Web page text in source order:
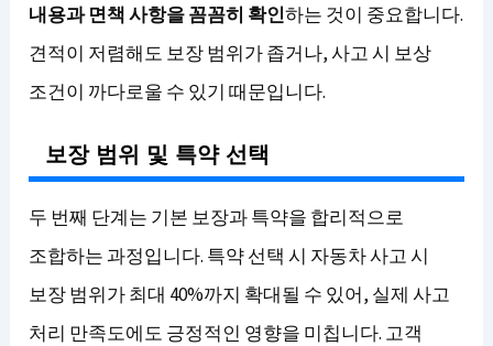
내용과 면책 사항을 꼼꼼히 확인하는 것이 중요합니다.
견적이 저렴해도 보장 범위가 좁거나, 사고 시 보상
조건이 까다로울 수 있기 때문입니다.
보장 범위 및 특약 선택
두 번째 단계는 기본 보장과 특약을 합리적으로
조합하는 과정입니다. 특약 선택 시 자동차 사고 시
보장 범위가 최대 40%까지 확대될 수 있어, 실제 사고
처리 만족도에도 긍정적인 영향을 미칩니다. 고객